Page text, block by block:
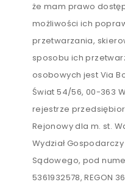
że mam prawo
możliwości ich
przetwarzania,
sposobu ich
osobowych jest Via
Świat 54/56, 00-363
rejestrze
Rejonowy dla m. st.
Wydział
Sądowego, pod
5361932578, REGON